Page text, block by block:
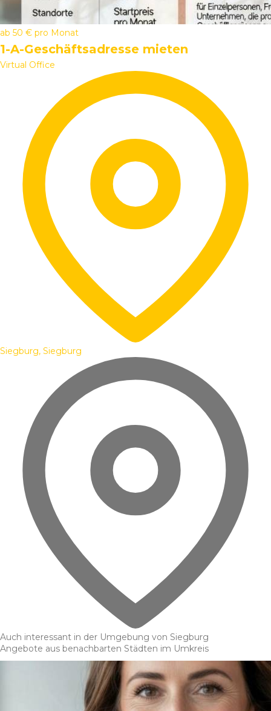
ab 50 € pro Monat
1-A-Geschäftsadresse mieten
Virtual Office
Siegburg, Siegburg
Auch interessant in der Umgebung von Siegburg
Angebote aus benachbarten Städten im Umkreis